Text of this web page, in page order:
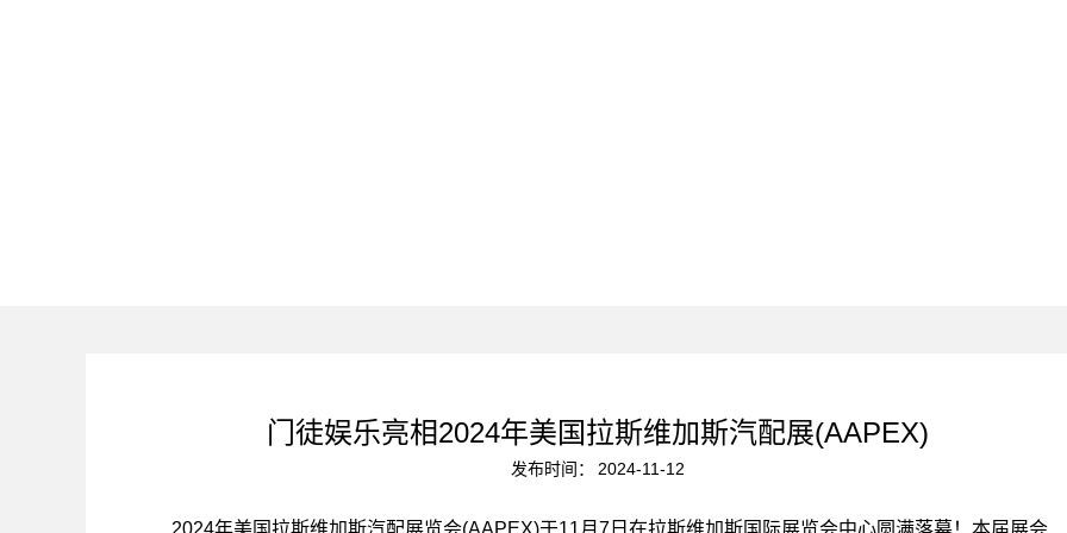
门徒娱乐亮相2024年美国拉斯维加斯汽配展(AAPEX)
发布时间： 2024-11-12
2024年美国拉斯维加斯汽配展览会(AAPEX)于11月7日在拉斯维加斯国际展览会中心圆满落幕！本届展会